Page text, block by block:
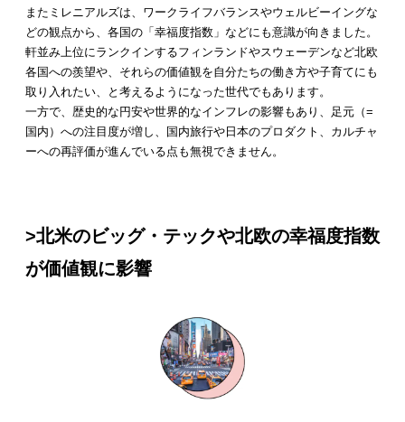
またミレニアルズは、ワークライフバランスやウェルビーイングな
どの観点から、各国の「幸福度指数」などにも意識が向きました。
軒並み上位にランクインするフィンランドやスウェーデンなど北欧
各国への羨望や、それらの価値観を自分たちの働き方や子育てにも
取り入れたい、と考えるようになった世代でもあります。
一方で、歴史的な円安や世界的なインフレの影響もあり、足元（=
国内）への注目度が増し、国内旅行や日本のプロダクト、カルチャ
ーへの再評価が進んでいる点も無視できません。
>北米のビッグ・テックや北欧の幸福度指数
が価値観に影響